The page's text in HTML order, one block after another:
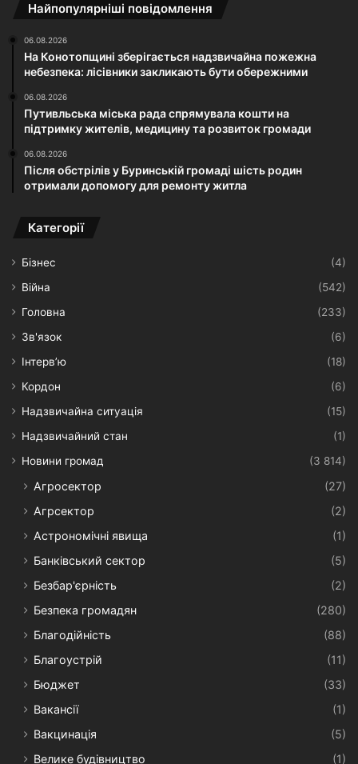
Найпопулярніші повідомлення
06.08.2026
На Конотопщині зберігається надзвичайна пожежна
небезпека: лісівники закликають бути обережними
06.08.2026
Путивльська міська рада спрямувала кошти на
підтримку жителів, медицину та розвиток громади
06.08.2026
Після обстрілів у Буринській громаді шість родин
отримали допомогу для ремонту житла
Категорії
Бізнес
(4)
Війна
(542)
Головна
(233)
Зв'язок
(6)
Інтерв’ю
(18)
Кордон
(6)
Надзвичайна ситуація
(15)
Надзвичайний стан
(1)
Новини громад
(3 814)
Агросектор
(27)
Агрсектор
(2)
Астрономічні явища
(1)
Банківський сектор
(5)
Безбар'єрність
(2)
Безпека громадян
(280)
Благодійність
(88)
Благоустрій
(11)
Бюджет
(33)
Вакансії
(1)
Вакцинація
(5)
Велике будівництво
(1)